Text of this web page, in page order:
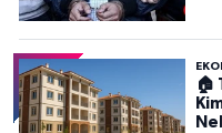
🏠